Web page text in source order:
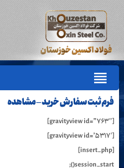
فرم ثبت سفارش خرید – مشاهده
[gravityview id=”۷۶۳″]
[gravityview id=’۵۳۱۷′]
[insert_php]
session_start();